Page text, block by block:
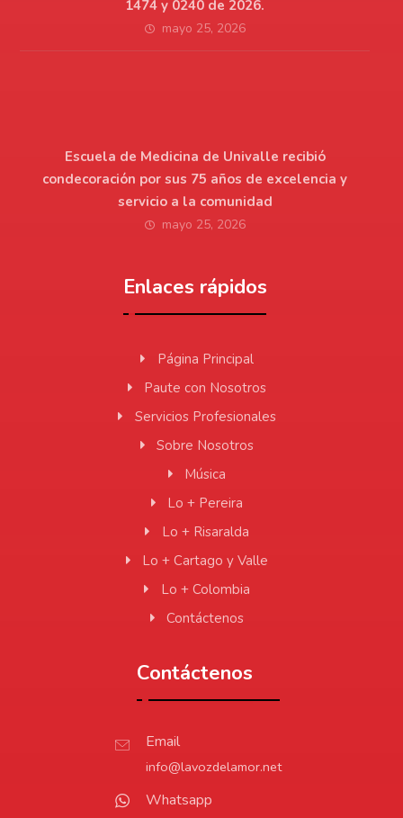
1474 y 0240 de 2026.
mayo 25, 2026
Escuela de Medicina de Univalle recibió
condecoración por sus 75 años de excelencia y
servicio a la comunidad
mayo 25, 2026
Enlaces rápidos
Página Principal
Paute con Nosotros
Servicios Profesionales
Sobre Nosotros
Música
Lo + Pereira
Lo + Risaralda
Lo + Cartago y Valle
Lo + Colombia
Contáctenos
Contáctenos
Email
info@lavozdelamor.net
Whatsapp